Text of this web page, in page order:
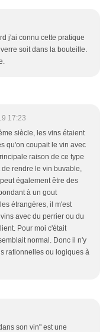
j'ai connu cette pratique
soit dans la bouteille.
17:23
siècle, les vins étaient
qu'on coupait le vin avec
raison de ce type
rendre le vin buvable,
également être des
à un gout
étrangères, il m'est
avec du perrier ou du
Pour moi c'était
normal. Donc il n'y
rationnelles ou logiques à
son vin" est une